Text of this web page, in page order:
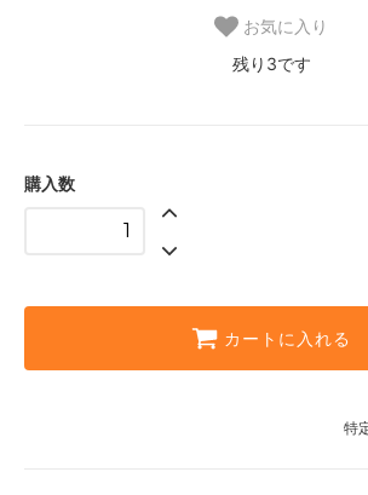
お気に入り
残り3です
購入数
カートに入れる
特